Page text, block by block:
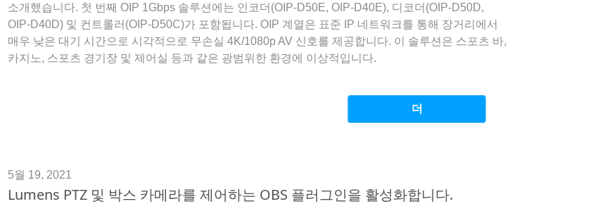
소개했습니다. 첫 번째 OIP 1Gbps 솔루션에는 인코더(OIP-D50E, OIP-D40E), 디코더(OIP-D50D,
OIP-D40D) 및 컨트롤러(OIP-D50C)가 포함됩니다. OIP 계열은 표준 IP 네트워크를 통해 장거리에서
매우 낮은 대기 시간으로 시각적으로 무손실 4K/1080p AV 신호를 제공합니다. 이 솔루션은 스포츠 바,
카지노, 스포츠 경기장 및 제어실 등과 같은 광범위한 환경에 이상적입니다.
더
5월 19, 2021
Lumens PTZ 및 박스 카메라를 제어하는 OBS 플러그인을 활성화합니다.